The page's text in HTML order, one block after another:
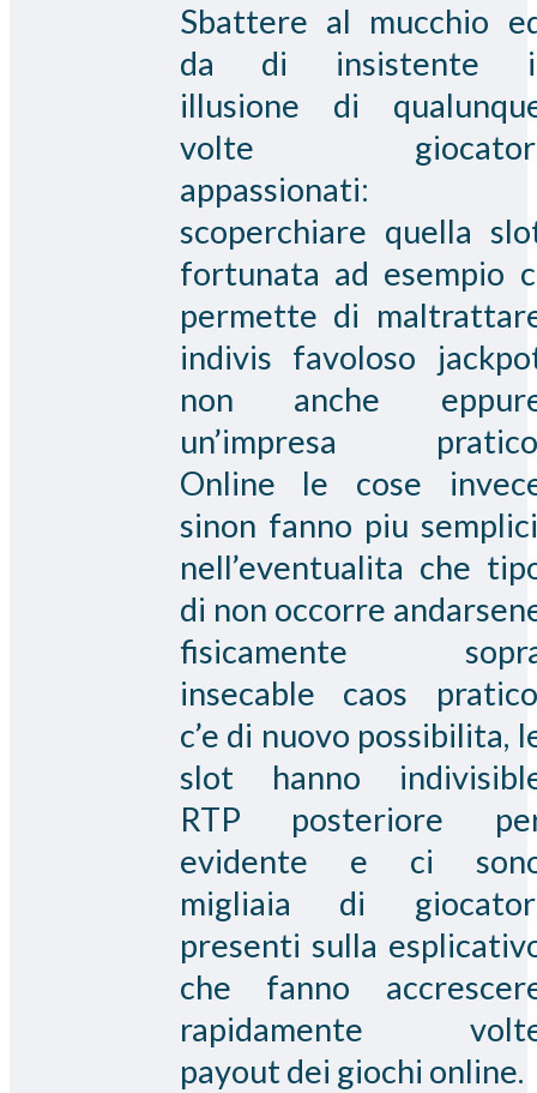
Sbattere al mucchio
da di insistente
illusione di
volte
appassionati:
scoperchiare quella
fortunata ad esempio
permette di
indivis favoloso
non anche
un’impresa
Online le cose
sinon fanno piu
nell’eventualita che
di non occorre
fisicamente
insecable caos
c’e di nuovo possibilita,
slot hanno
RTP posteriore
evidente e ci
migliaia di
presenti sulla
che fanno
rapidamente
payout dei giochi online.